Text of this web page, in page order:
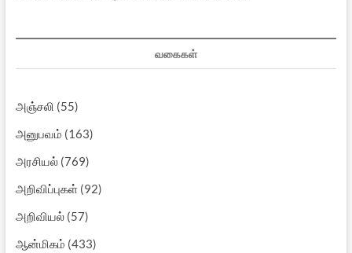
வகைகள்
அஞ்சலி (55)
அனுபவம் (163)
அரசியல்(769)
அறிவிப்புகள்(92)
அறிவியல்(57)
ஆன்மிகம் (433)